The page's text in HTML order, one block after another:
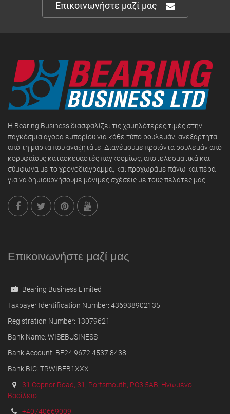
Επικοινωνήστε μαζί μας
Η Bearing Business διασφαλίζει τις χαμηλότερες τιμές στην
παγκόσμια αγορά εμπορίου για κάθε τύπο ρουλεμάν, ανεξάρτητα
από τη μάρκα που αναζητάτε. Διανέμουμε προϊόντα ρουλεμάν από
κορυφαίους κατασκευαστές παγκοσμίως, αποτελεσματικά και
σύμφωνα με το χρονοδιάγραμμα, και προχωράμε πάνω και πέρα
για να δημιουργήσουμε μόνιμες σχέσεις με τους πελάτες μας.
Επικοινωνήστε μαζί μας
Bearing Business Limited
Taxpayer Identification Number: 436938902135
Registration Number: 13079621
Bank Name: WISEBUSINESS
Bank Account: BE24 9672 4537 8438
Bank BIC: TRWIBEB1XXX
31 Copnor Road, 31, Portsmouth, PO3 5AB, Ηνωμένο
Βασίλειο
+40740669009